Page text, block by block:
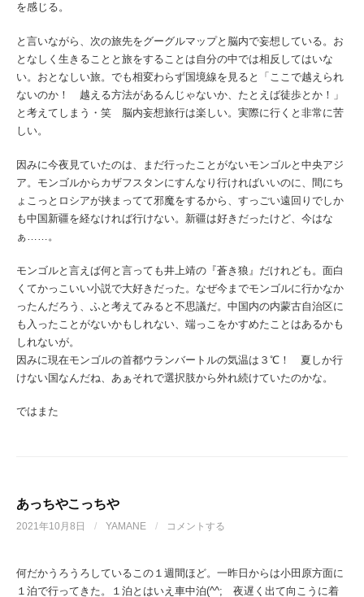
を感じる。
と言いながら、次の旅先をグーグルマップと脳内で妄想している。お
となしく生きることと旅をすることは自分の中では相反してはいな
い。おとなしい旅。でも相変わらず国境線を見ると「ここで越えられ
ないのか！ 越える方法があるんじゃないか、たとえば徒歩とか！」
と考えてしまう・笑 脳内妄想旅行は楽しい。実際に行くと非常に苦
しい。
因みに今夜見ていたのは、まだ行ったことがないモンゴルと中央アジ
ア。モンゴルからカザフスタンにすんなり行ければいいのに、間にち
ょこっとロシアが挟まってて邪魔をするから、すっごい遠回りでしか
も中国新疆を経なければ行けない。新疆は好きだったけど、今はな
ぁ……。
モンゴルと言えば何と言っても井上靖の『蒼き狼』だけれども。面白
くてかっこいい小説で大好きだった。なぜ今までモンゴルに行かなか
ったんだろう、ふと考えてみると不思議だ。中国内の内蒙古自治区に
も入ったことがないかもしれない、端っこをかすめたことはあるかも
しれないが。
因みに現在モンゴルの首都ウランバートルの気温は３℃！ 夏しか行
けない国なんだね、あぁそれで選択肢から外れ続けていたのかな。
ではまた
あっちやこっちや
2021年10月8日 / YAMANE / コメントする
何だかうろうろしているこの１週間ほど。一昨日からは小田原方面に
１泊で行ってきた。１泊とはいえ車中泊(^^; 夜遅く出て向こうに着